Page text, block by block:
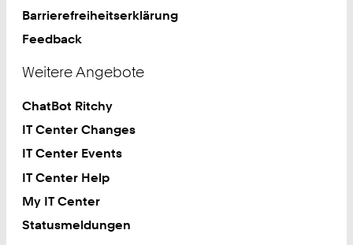
Barrierefreiheitserklärung
Feedback
Weitere Angebote
ChatBot Ritchy
IT Center Changes
IT Center Events
IT Center Help
My IT Center
Statusmeldungen